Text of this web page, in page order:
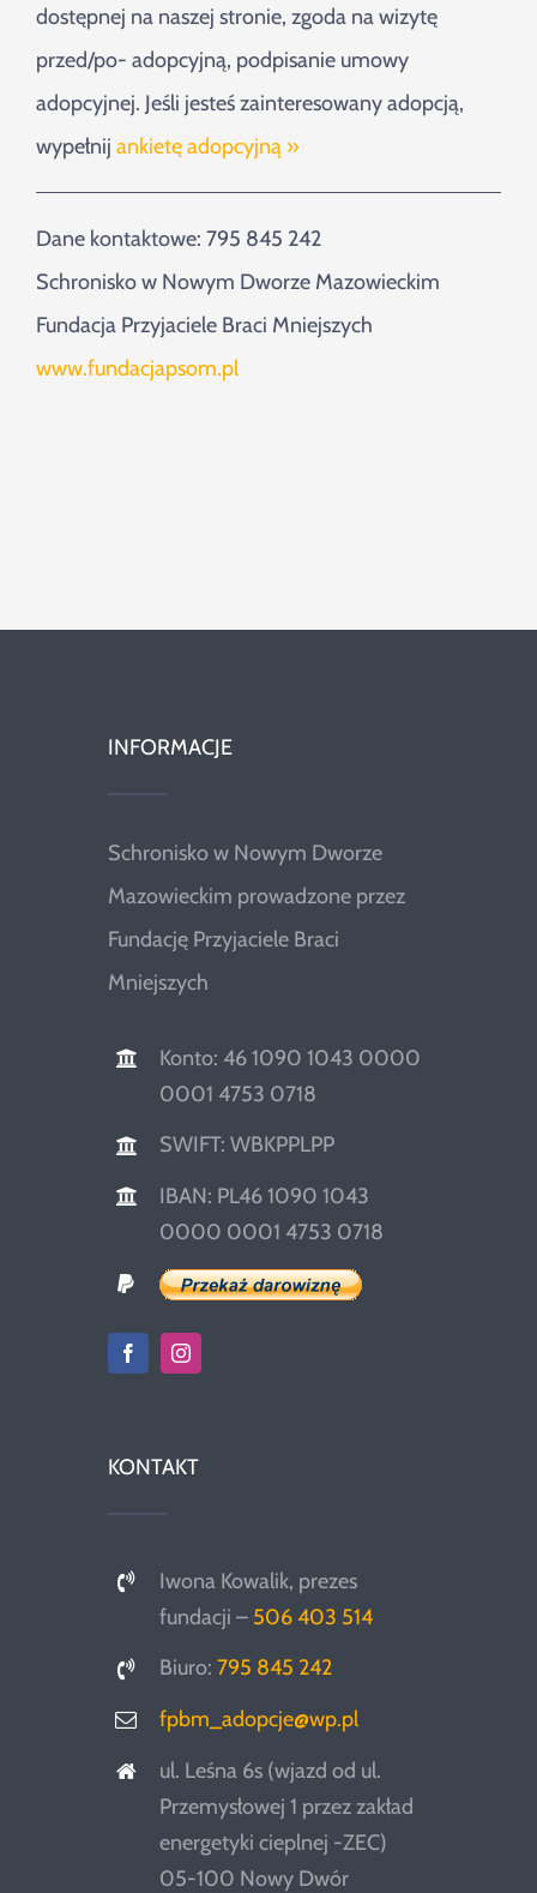
dostępnej na naszej stronie, zgoda na wizytę
przed/po- adopcyjną, podpisanie umowy
adopcyjnej. Jeśli jesteś zainteresowany adopcją,
wypełnij ankietę adopcyjną »
Dane kontaktowe: 795 845 242
Schronisko w Nowym Dworze Mazowieckim
Fundacja Przyjaciele Braci Mniejszych
www.fundacjapsom.pl
INFORMACJE
Schronisko w Nowym Dworze
Mazowieckim prowadzone przez
Fundację Przyjaciele Braci
Mniejszych
Konto: 46 1090 1043 0000
0001 4753 0718
SWIFT: WBKPPLPP
IBAN: PL46 1090 1043
0000 0001 4753 0718
KONTAKT
Iwona Kowalik, prezes
fundacji – 506 403 514
Biuro:795 845 242
fpbm_adopcje@wp.pl
ul. Leśna 6s (wjazd od ul.
Przemysłowej 1 przez zakład
energetyki cieplnej -ZEC)
05-100 Nowy Dwór